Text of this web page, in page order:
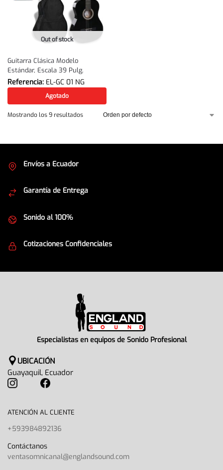
Out of stock
Guitarra Clásica Modelo
Estándar, Escala 39 Pulg.
Referencia: EL-GC 01 NG
Agotado
Mostrando los 9 resultados
Envíos a Ecuador
Garantía de Entrega
Sonido al 100%
Cotizaciones Confidenciales
Especialistas en equipos de Sonido Profesional
UBICACIÓN
Guayaquil, Ecuador
ATENCIÓN AL CLIENTE
+593984892136
Contáctanos
ventasomnicanal@englandsound.com